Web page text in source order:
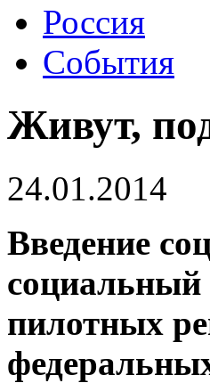
Россия
События
Живут,
24.01.2014
Введение
социальный
пилотных